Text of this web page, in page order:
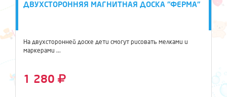
ДВУХСТОРОННЯЯ МАГНИТНАЯ ДОСКА "ФЕРМА"
На двухсторонней доске дети смогут рисовать мелками и
маркерами ...
1 280